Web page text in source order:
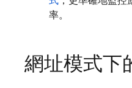
率。
網址模式下